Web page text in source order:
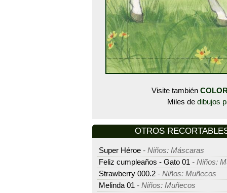
Visite también
Miles de dibujos
OTROS
Super Héroe - Niños: Máscaras
Feliz cumpleaños - Gato 01 - Niños:
Strawberry 000.2 - Niños: Muñecos
Melinda 01 - Niños: Muñecos